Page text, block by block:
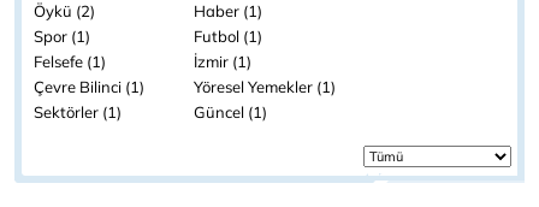
Öykü (2)
Haber (1)
Spor (1)
Futbol (1)
Felsefe (1)
İzmir (1)
Çevre Bilinci (1)
Yöresel Yemekler (1)
Sektörler (1)
Güncel (1)